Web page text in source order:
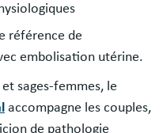
référence de
embolisation utérine.
sages-femmes, le
accompagne les couples,
de pathologie